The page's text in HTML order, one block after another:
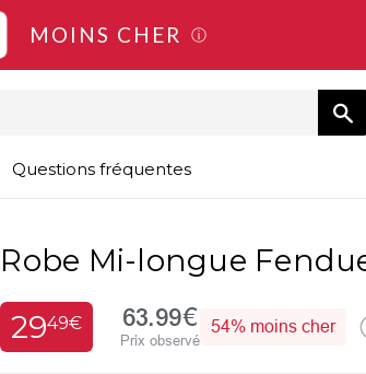
MOINS CHER ⓘ
Questions fréquentes
Robe Mi-longue
2949€ 63.99€
Prix observé
54% moins cher